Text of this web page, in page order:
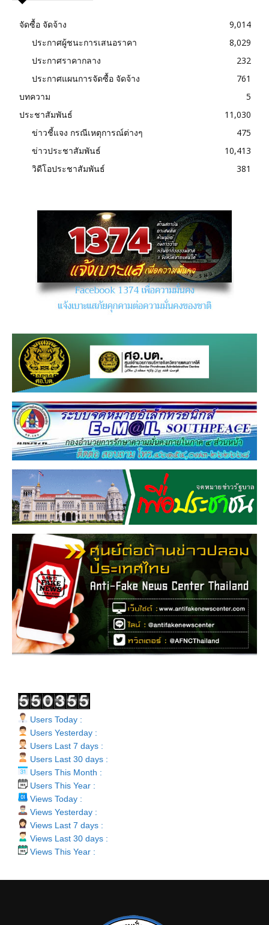
จัดซื้อ จัดจ้าง
9,014
ประกาศผู้ชนะการเสนอราคา
8,029
ประกาศราคากลาง
232
ประกาศแผนการจัดซื้อ จัดจ้าง
761
บทความ
5
ประชาสัมพันธ์
11,030
ข่าวชี้แจง กรณีเหตุการณ์ต่างๆ
475
ข่าวประชาสัมพันธ์
10,413
วิดีโอประชาสัมพันธ์
381
Users Today :
Users Yesterday :
Users Last 7 days :
Users Last 30 days :
Users This Month :
Users This Year :
Views Today :
Views Yesterday :
Views Last 7 days :
Views Last 30 days :
Views This Year :